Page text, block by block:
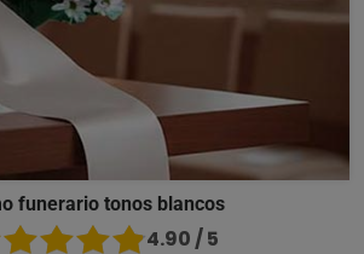
funerario tonos blancos
4.90 / 5